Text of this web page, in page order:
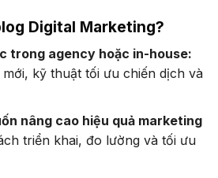
Digital Marketing?
trong agency hoặc in-house:
kỹ thuật tối ưu chiến dịch và
nâng cao hiệu quả marketing
triển khai, đo lường và tối ưu